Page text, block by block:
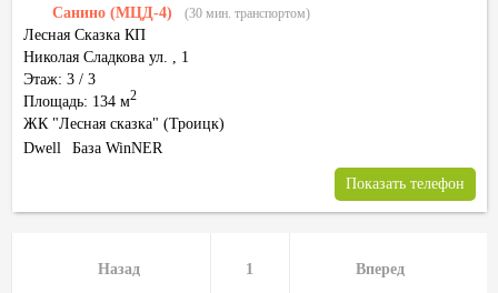
Санино (МЦД-4) (30 мин. транспортом)
Лесная Сказка КП
Николая Сладкова ул. , 1
Этаж: 3 / 3
Площадь: 134 м2
ЖК "Лесная сказка" (Троицк)
Dwell База WinNER
Показать телефон
Назад 1 Вперед